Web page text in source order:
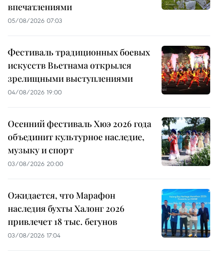
впечатлениями
05/08/2026 07:03
Фестиваль традиционных боевых
искусств Вьетнама открылся
зрелищными выступлениями
04/08/2026 19:00
Осенний фестиваль Хюэ 2026 года
объединит культурное наследие,
музыку и спорт
03/08/2026 20:00
Ожидается, что Марафон
наследия бухты Халонг 2026
привлечет 18 тыс. бегунов
03/08/2026 17:04